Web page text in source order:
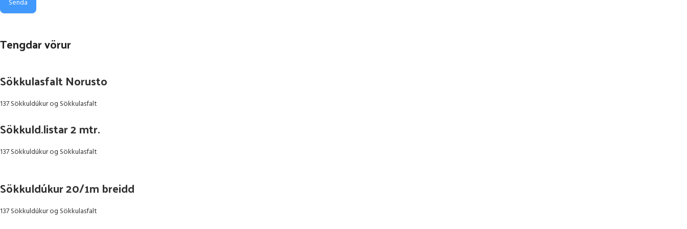
Senda
Tengdar vörur
Sökkulasfalt Norusto
137 Sökkuldúkur og Sökkulasfalt
Sökkuld.listar 2 mtr.
137 Sökkuldúkur og Sökkulasfalt
Sökkuldúkur 20/1m breidd
137 Sökkuldúkur og Sökkulasfalt